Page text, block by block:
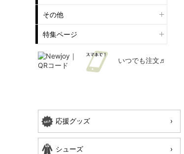
その他
特集ページ
いつでも注文♬
応援グッズ
シューズ